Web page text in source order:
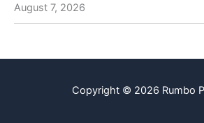
August 7, 2026
Copyright © 2026 Rumbo